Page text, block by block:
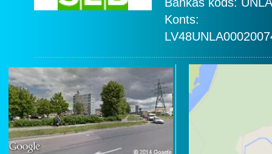
Bankas kods:
Konts: